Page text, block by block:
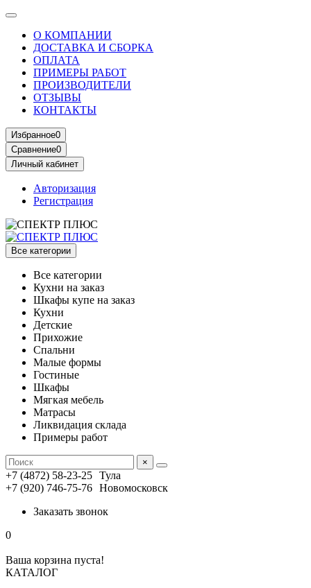
О КОМПАНИИ
ДОСТАВКА И СБОРКА
ОПЛАТА
ПРИМЕРЫ РАБОТ
ПРОИЗВОДИТЕЛИ
ОТЗЫВЫ
КОНТАКТЫ
Избранное0
Сравнение0
Личный кабинет
Авторизация
Регистрация
Все категории
Все категории
Кухни на заказ
Шкафы купе на заказ
Кухни
Детские
Прихожие
Спальни
Малые формы
Гостиные
Шкафы
Мягкая мебель
Матрасы
Ликвидация склада
Примеры работ
×
+7 (4872) 58-23-25 Тула
+7 (920) 746-75-76 Новомосковск
Заказать звонок
0
Ваша корзина пуста!
КАТАЛОГ